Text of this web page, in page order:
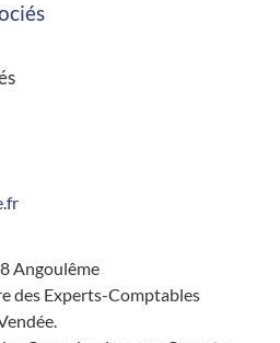
Angoulême
des Experts-Comptables